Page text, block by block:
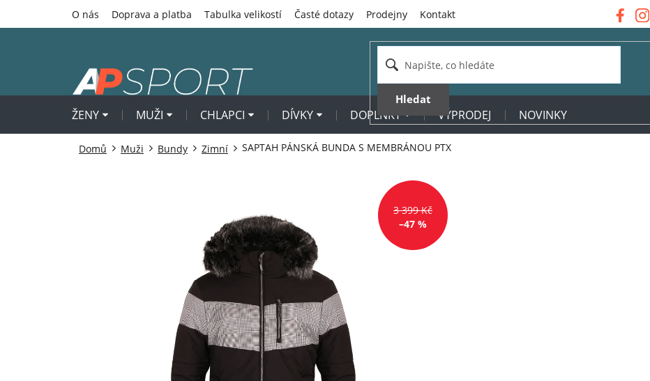
O nás Doprava a platba Tabulka velikostí Časté dotazy Prodejny Kontakt
Hledat
ŽENY MUŽI CHLAPCI DÍVKY DOPLŇKY VÝPRODEJ NOVINKY
Domů Muži Bundy Zimní SAPTAH PÁNSKÁ BUNDA S MEMBRÁNOU PTX
3 399 Kč
–47 %